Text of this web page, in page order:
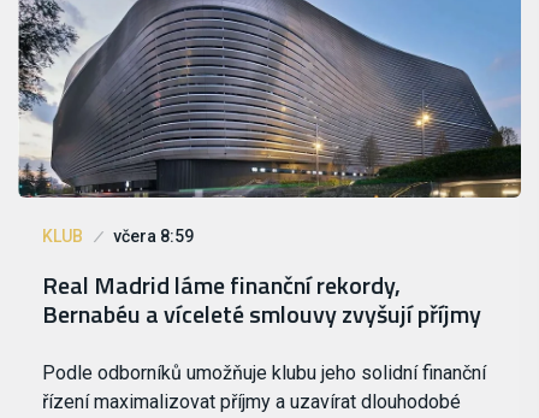
KLUB včera 8:59
Real Madrid láme finanční rekordy,
Bernabéu a víceleté smlouvy zvyšují příjmy
Podle odborníků umožňuje klubu jeho solidní finanční
řízení maximalizovat příjmy a uzavírat dlouhodobé